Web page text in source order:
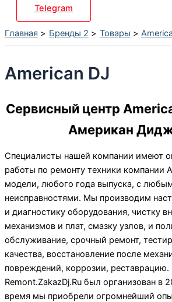
Telegram
Главная Бренды 2 Товары
American DJ
Сервисный центр
Американ
Специалисты нашей компании имеют
работы по ремонту техники компании
модели, любого года выпуска, с
неисправностями. Мы производим
и диагностику оборудования, чистку
механизмов и плат, смазку узлов, и
обслуживание, срочный ремонт,
качества, восстановление после
повреждений, коррозии,
Remont.ZakazDj.Ru был организован в
время мы приобрели огромнейший